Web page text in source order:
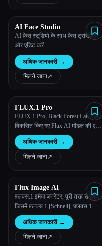
AI Face Studio
AI फ़ेस स्टूडियो के साथ फ़ेस ट्रांसफ़ॉर्म
और एडिट करें
अधिक जानकारी →
मिलने जाना↗︎
FLUX.1 Pro
FLUX.1 Pro, Black Forest Labs द्वारा
विकसित किए गए Flux AI मॉडल की एक
शानदार श्रृंखला का प्रतिनिधित्व करता
है। मुफ्त में ऑनलाइन FLUX AI इमेज
जेनरेटर का उपयोग करके टेक्स्ट डालकर
आसानी से सुंदर चित्र बनाएं।
अधिक जानकारी →
मिलने जाना↗︎
Flux Image AI
फ़्लक्स.1 इमेज जनरेटर, पूरी तरह से मुफ़्त,
जिसमें फ़्लक्स.1 [Schnell], फ़्लक्स.1
[Dev], फ़्लक्स.1 [Pro] शामिल हैं
अधिक जानकारी →
मिलने जाना↗︎